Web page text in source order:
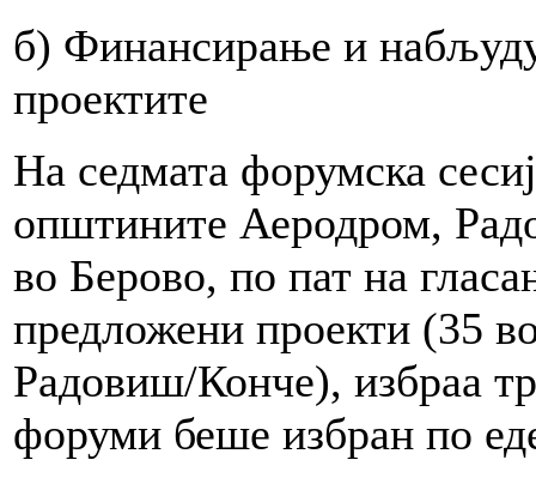
б) Финансирање и
проектите
На седмата форумска
општините Аеродром,
во Берово, по пат на
предложени проекти (35
Радовиш/Конче), избраа
форуми беше избран по